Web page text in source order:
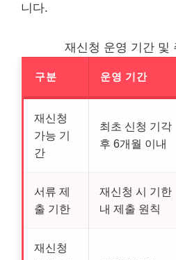
니다.
재신청 운영 기간 및
구분 운영 기간
재신청
가능 기
간
최초 신청 기각
후 6개월 이내
서류 제
출 기한
재신청 시 기한
내 제출 원칙
재신청